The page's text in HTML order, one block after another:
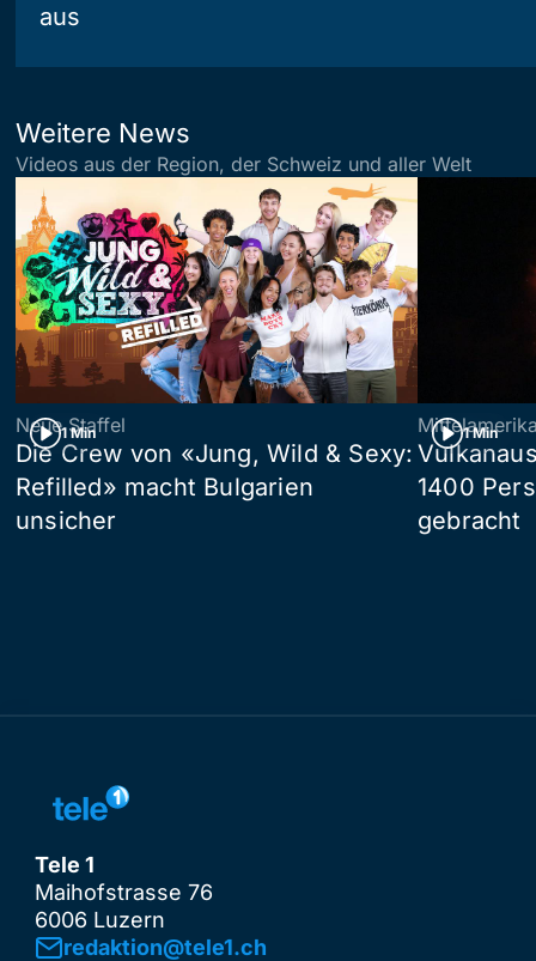
aus
Weitere News
Videos aus der Region, der Schweiz und aller Welt
1 Min
Neue Staffel
Die Crew von «Jung, Wild & Sexy:
Refilled» macht Bulgarien
unsicher
1 Min
1400
gebracht
Tele 1
Maihofstrasse 76
6006 Luzern
redaktion@tele1.ch